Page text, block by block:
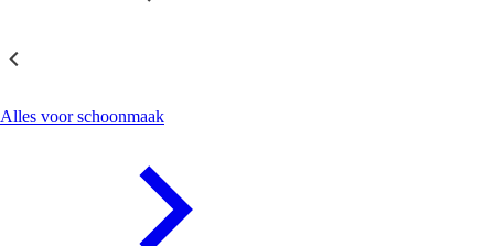
Alles voor schoonmaak